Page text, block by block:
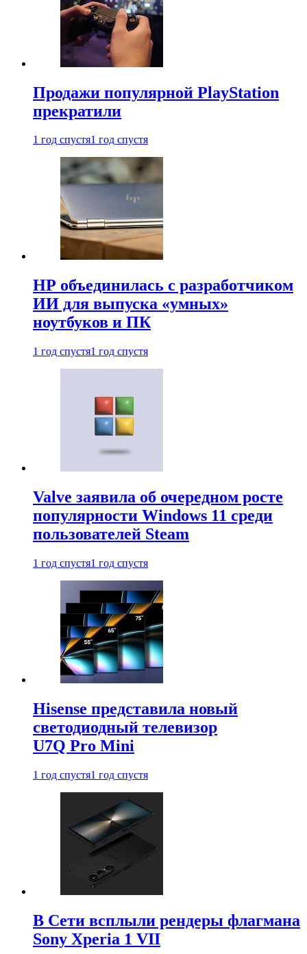
Продажи популярной PlayStation
прекратили
1 год спустя1 год спустя
HP объединилась с разработчиком
ИИ для выпуска «умных»
ноутбуков и ПК
1 год спустя1 год спустя
Valve заявила об очередном росте
популярности Windows 11 среди
пользователей Steam
1 год спустя1 год спустя
Hisense представила новый
светодиодный телевизор
U7Q Pro Mini
1 год спустя1 год спустя
В Сети всплыли рендеры флагмана
Sony Xperia 1 VII